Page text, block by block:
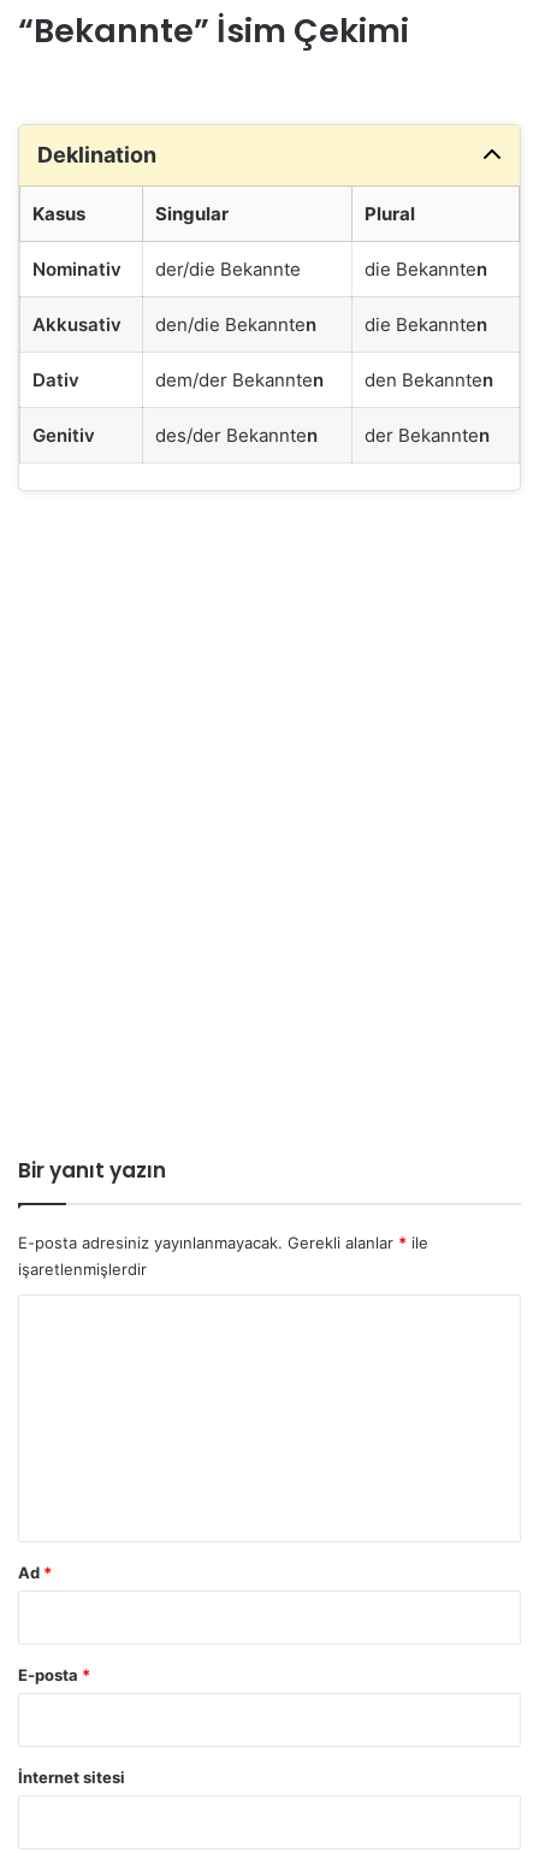
“Bekannte” İsim Çekimi
Deklination
Kasus Singular Plural
Nominativ der/die Bekannte die Bekannten
Akkusativ den/die Bekannten die Bekannten
Dativ dem/der Bekannten den Bekannten
Genitiv des/der Bekannten der Bekannten
Bir yanıt yazın
E-posta adresiniz yayınlanmayacak. Gerekli alanlar * ile
işaretlenmişlerdir
Ad *
E-posta *
İnternet sitesi